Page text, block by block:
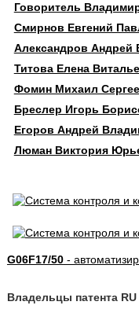
Говоритель
Смирнов Евгений
Александров Андрей
Титова Елена
Фомин Михаил
Бреслер Игорь
Егоров Андрей
Люман Виктория
G06F17/50-
Владельцы патента RU